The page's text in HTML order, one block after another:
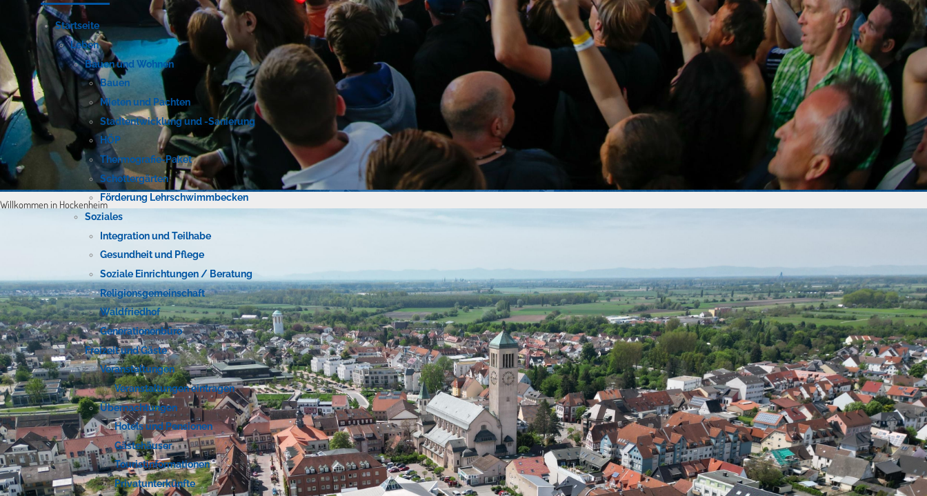
Willkommen in Hockenheim
Startseite
Leben
Bauen und Wohnen
Bauen
Mieten und Pachten
Stadtentwicklung und -Sanierung
HÖP
Thermografie-Paket
Schottergärten
Förderung Lehrschwimmbecken
Soziales
Integration und Teilhabe
Gesundheit und Pflege
Soziale Einrichtungen / Beratung
Religionsgemeinschaft
Waldfriedhof
Generationenbüro
Freizeit und Gäste
Veranstaltungen
Veranstaltungen eintragen
Übernachtungen
Hotels und Pensionen
Gästehäuser
Touristinformationen
Privatunterkünfte